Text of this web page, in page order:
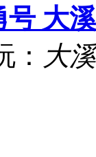
大
： 大